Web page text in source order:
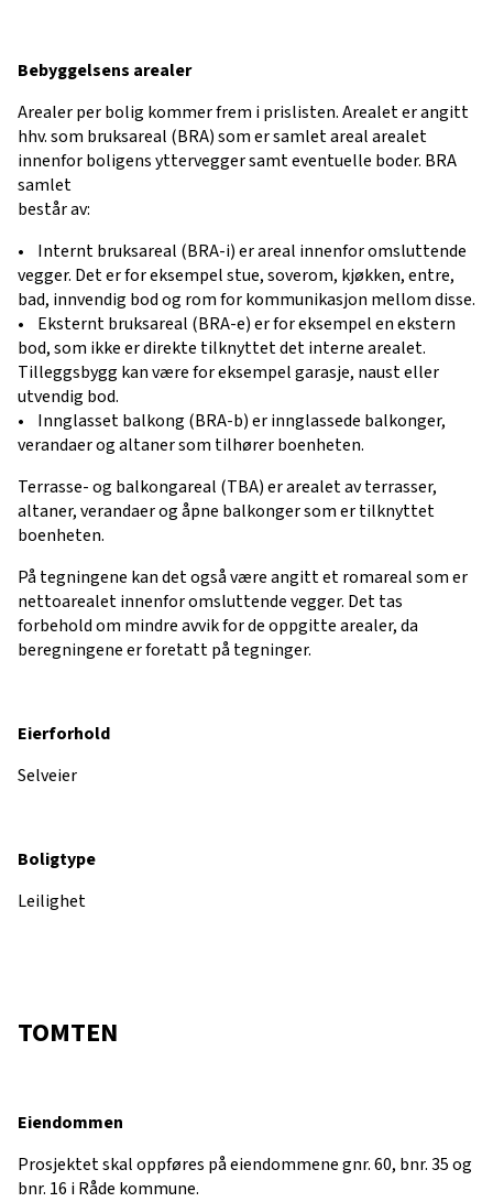
Bebyggelsens arealer
Arealer per bolig kommer frem i prislisten. Arealet er angitt
hhv. som bruksareal (BRA) som er samlet areal arealet
innenfor boligens yttervegger samt eventuelle boder. BRA
samlet
består av:
• Internt bruksareal (BRA-i) er areal innenfor omsluttende
vegger. Det er for eksempel stue, soverom, kjøkken, entre,
bad, innvendig bod og rom for kommunikasjon mellom disse.
• Eksternt bruksareal (BRA-e) er for eksempel en ekstern
bod, som ikke er direkte tilknyttet det interne arealet.
Tilleggsbygg kan være for eksempel garasje, naust eller
utvendig bod.
• Innglasset balkong (BRA-b) er innglassede balkonger,
verandaer og altaner som tilhører boenheten.
Terrasse- og balkongareal (TBA) er arealet av terrasser,
altaner, verandaer og åpne balkonger som er tilknyttet
boenheten.
På tegningene kan det også være angitt et romareal som er
nettoarealet innenfor omsluttende vegger. Det tas
forbehold om mindre avvik for de oppgitte arealer, da
beregningene er foretatt på tegninger.
Eierforhold
Selveier
Boligtype
Leilighet
TOMTEN
Eiendommen
Prosjektet skal oppføres på eiendommene gnr. 60, bnr. 35 og
bnr. 16 i Råde kommune.